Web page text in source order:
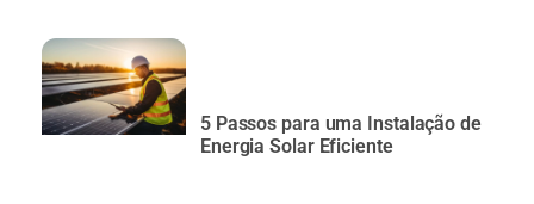
5 Passos para uma Instalação de
Energia Solar Eficiente